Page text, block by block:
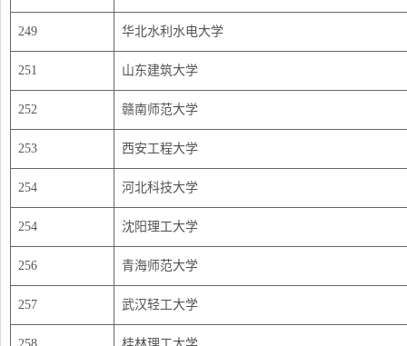
249 华北水利水电大学
251 山东建筑大学
252 赣南师范大学
253 西安工程大学
254 河北科技大学
254 沈阳理工大学
256 青海师范大学
257 武汉轻工大学